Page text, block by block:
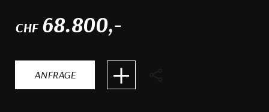
CHF 68.800,-
ANFRAGE